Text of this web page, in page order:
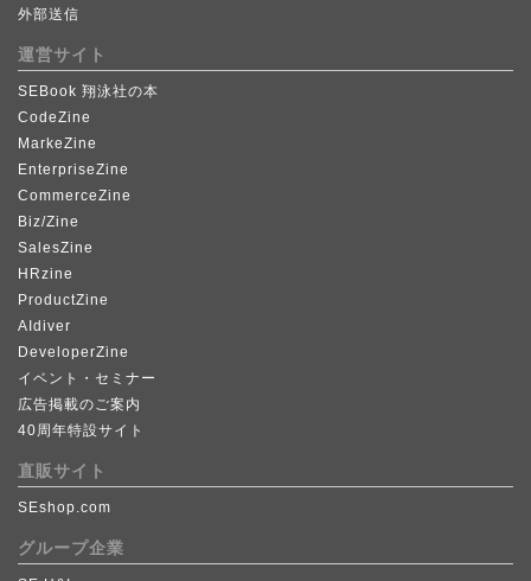
外部送信
運営サイト
SEBook 翔泳社の本
CodeZine
MarkeZine
EnterpriseZine
CommerceZine
Biz/Zine
SalesZine
HRzine
ProductZine
AIdiver
DeveloperZine
イベント・セミナー
広告掲載のご案内
40周年特設サイト
直販サイト
SEshop.com
グループ企業